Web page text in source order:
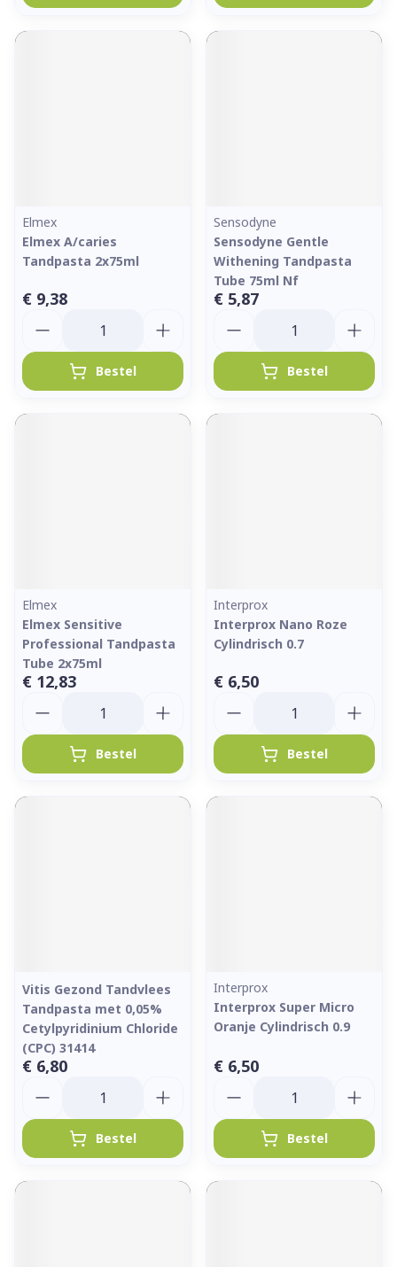
Elmex
Elmex A/caries
Tandpasta 2x75ml
€ 9,38
Bestel
Sensodyne
Sensodyne Gentle
Withening Tandpasta
Tube 75ml Nf
€ 5,87
Bestel
Elmex
Elmex Sensitive
Professional Tandpasta
Tube 2x75ml
€ 12,83
Bestel
Interprox
Interprox Nano Roze
Cylindrisch 0.7
€ 6,50
Bestel
Vitis Gezond Tandvlees
Tandpasta met 0,05%
Cetylpyridinium Chloride
(CPC) 31414
€ 6,80
Bestel
Interprox
Interprox Super Micro
Oranje Cylindrisch 0.9
€ 6,50
Bestel